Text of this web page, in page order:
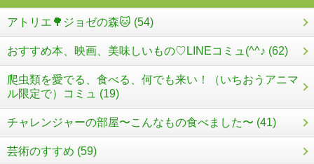
アトリエ🌳ジョゼの森🐱 (54)
おすすめ本、映画、美味しいもの♡LINEコミュ(^^♪ (62)
爬虫類を愛でる、食べる、何でも来い！（いちおうアニマ
ル限定で）コミュ (19)
チャレンジャーの部屋〜こんなもの食べました〜 (41)
芸術のすすめ (59)